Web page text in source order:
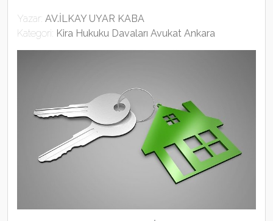
Yazar: AV.İLKAY UYAR KABA
Kategori: Kira Hukuku Davaları Avukat Ankara